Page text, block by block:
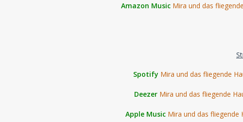
Amazon Music Mira und das
Spotify Mira und das fliegende
Deezer Mira und das fliegende
Apple Music Mira und das fliegende